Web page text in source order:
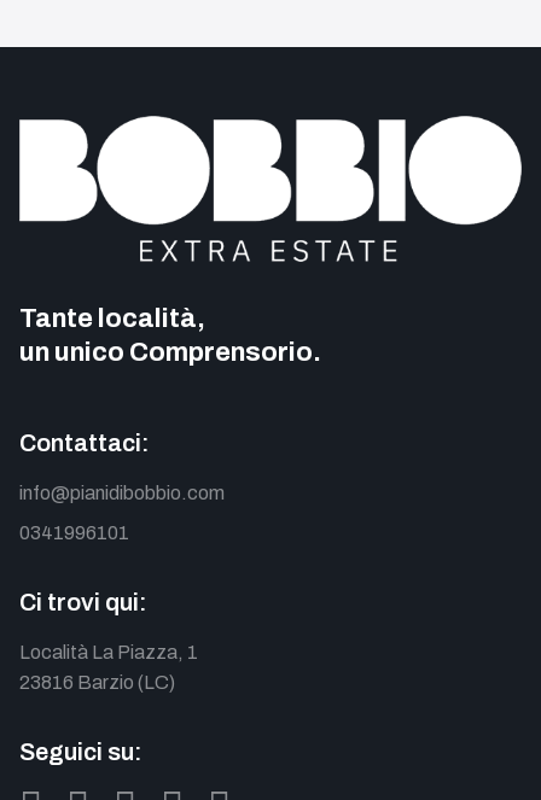
Tante località,
un unico Comprensorio.
Contattaci:
info@pianidibobbio.com
0341996101
Ci trovi qui:
Località La Piazza, 1
23816 Barzio (LC)
Seguici su: